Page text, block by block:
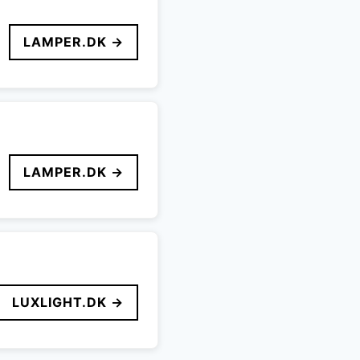
LAMPER.DK →
LAMPER.DK →
LUXLIGHT.DK →